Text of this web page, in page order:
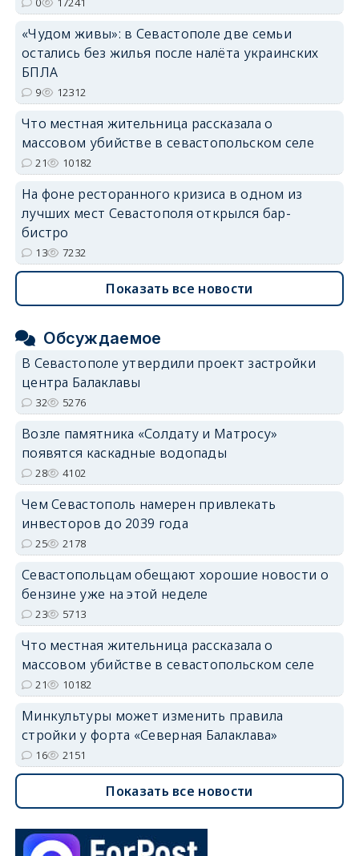
«Чудом живы»: в Севастополе две семьи
остались без жилья после налёта украинских
БПЛА
9 12312
Что местная жительница рассказала о
массовом убийстве в севастопольском селе
21 10182
На фоне ресторанного кризиса в одном из
лучших мест Севастополя открылся бар-
бистро
13 7232
Показать все новости
Обсуждаемое
В Севастополе утвердили проект застройки
центра Балаклавы
32 5276
Возле памятника «Солдату и Матросу»
появятся каскадные водопады
28 4102
Чем Севастополь намерен привлекать
инвесторов до 2039 года
25 2178
Севастопольцам обещают хорошие новости о
бензине уже на этой неделе
23 5713
Что местная жительница рассказала о
массовом убийстве в севастопольском селе
21 10182
Минкультуры может изменить правила
стройки у форта «Северная Балаклава»
16 2151
Показать все новости